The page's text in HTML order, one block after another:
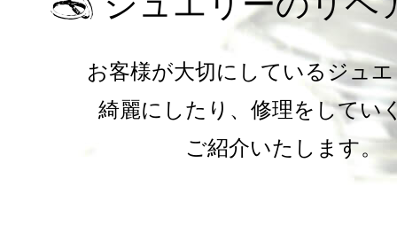
お客様が大切にしているジュ
綺麗にしたり、修理をしてい
ご紹介いたします。